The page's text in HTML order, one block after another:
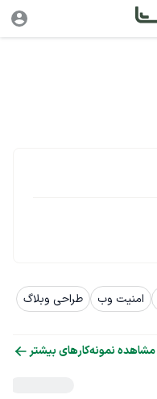
امنیت وب
طراحی وبلاگ
مشاهده نمونه‌کارهای بیشتر